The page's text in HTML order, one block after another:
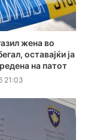
жена во
оставајќи ја
на патот
21:03